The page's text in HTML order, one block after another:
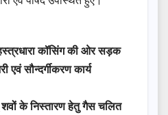
कॉसिंग की ओर सड़क
एवं सौन्दर्गीकरण कार्य
के निस्तारण हेतु गैस चलित